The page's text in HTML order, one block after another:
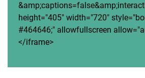
height="405" width="720"
#464646;" allowfullscreen
</iframe>